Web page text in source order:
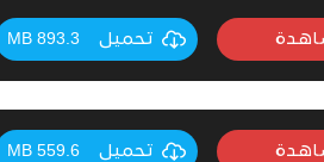
تحميل 893.3 MB
تحميل 559.6 MB